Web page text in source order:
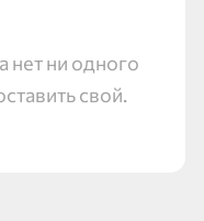
нет ни одного
свой.